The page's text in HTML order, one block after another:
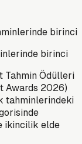
birinci
Tahmin Ödülleri
Awards 2026)
tahminlerindeki
ikincilik elde